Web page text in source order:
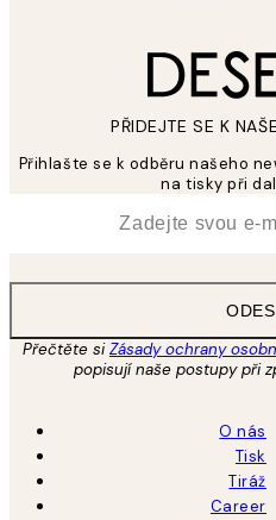
PŘIDEJTE SE K
Přihlašte se k odběru našeho
na tisky při
Přečtěte siZásady ochrany
popisují naše postupy při
O nás
Tisk
Tiráž
Career